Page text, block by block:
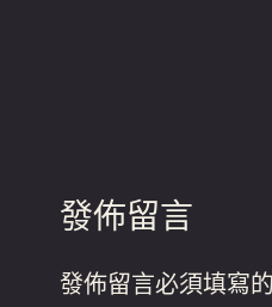
發佈留言
發佈留言必須填寫